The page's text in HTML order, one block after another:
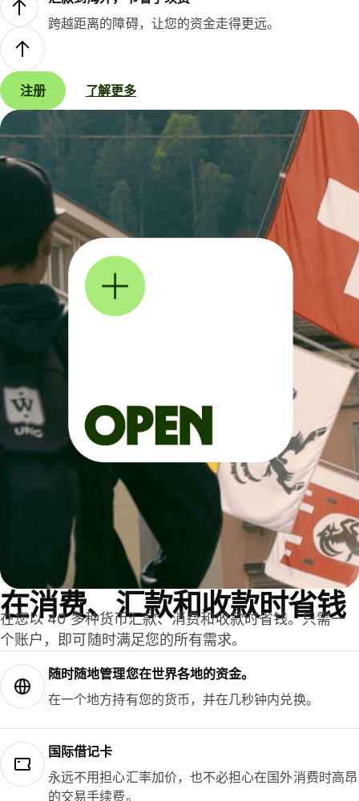
跨越距离的障碍，让您的资金走得更远。
注册 了解更多
在消费、汇款和收款时省钱
在您以 40 多种货币汇款、消费和收款时省钱。只需一
个账户，即可随时满足您的所有需求。
随时随地管理您在世界各地的资金。
在一个地方持有您的货币，并在几秒钟内兑换。
国际借记卡
永远不用担心汇率加价，也不必担心在国外消费时高昂
的交易手续费。